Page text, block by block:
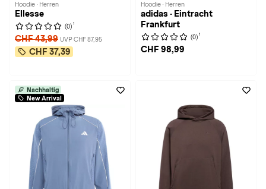
Hoodie · Herren
Ellesse
(0) 1
CHF 43,99 UVP CHF 87,95
CHF 37,39
Hoodie · Herren
adidas · Eintracht
Frankfurt
(0) 1
CHF 98,99
Nachhaltig
New Arrival